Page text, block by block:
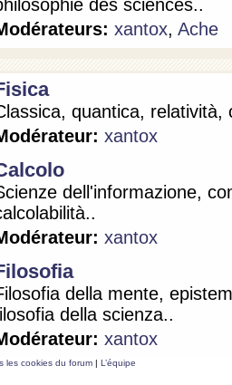
des sciences..
xantox, Ache
quantica, relatività,
xantox
dell'informazione,
xantox
della mente,
della scienza..
xantox
les cookies du forum | L’équipe